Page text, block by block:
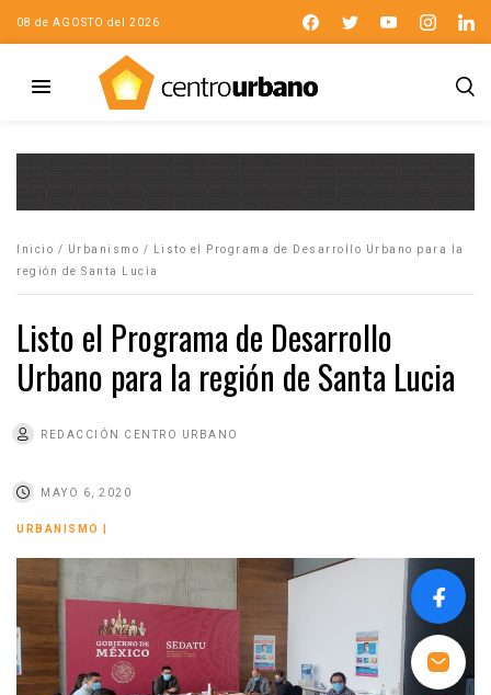
08 de AGOSTO del 2026
Inicio / Urbanismo /
Listo el Programa de Desarrollo Urbano para la
región de Santa Lucia
Listo el Programa de Desarrollo
Urbano para la región de Santa Lucia
REDACCIÓN CENTRO URBANO
MAYO 6, 2020
URBANISMO